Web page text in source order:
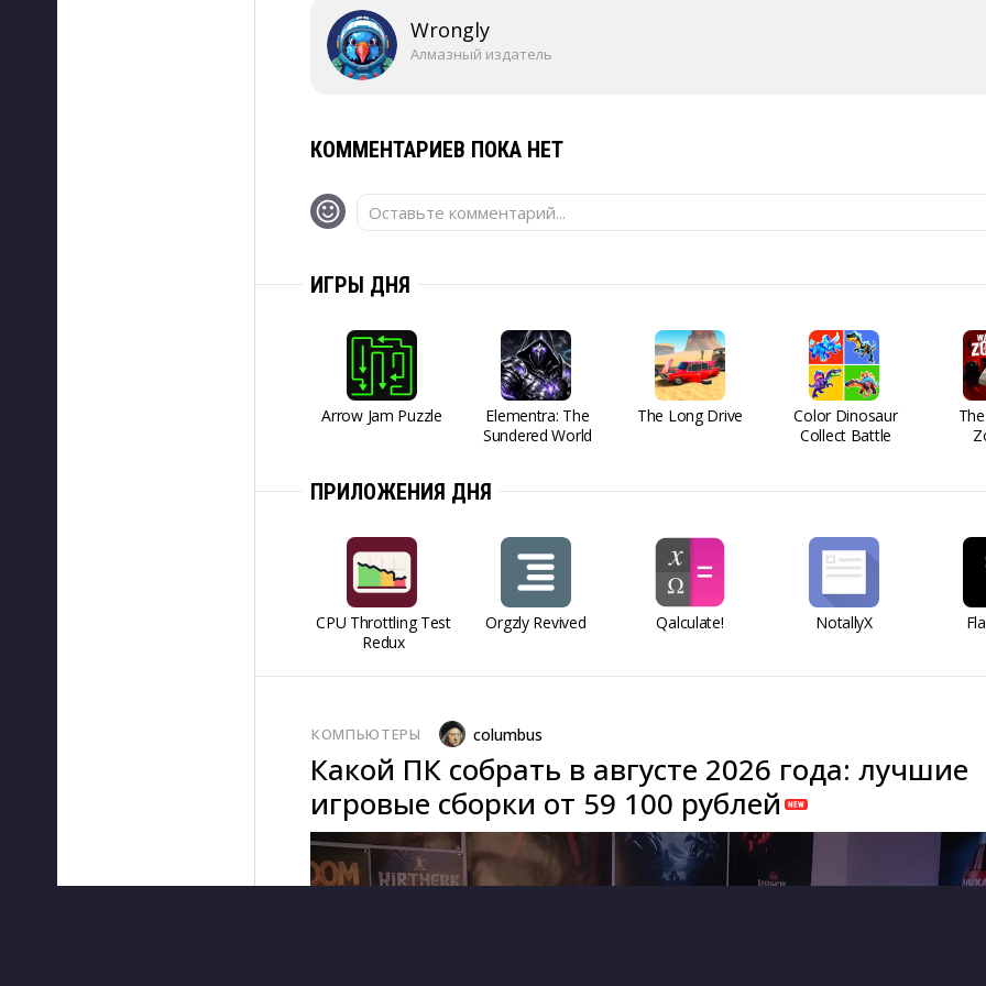
Wrongly
Алмазный издатель
КОММЕНТАРИЕВ ПОКА НЕТ
Оставьте комментарий...
ИГРЫ ДНЯ
Arrow Jam Puzzle
Elementra: The
Sundered World
The Long Drive
Color Dinosaur
Collect Battle
ПРИЛОЖЕНИЯ ДНЯ
CPU Throttling Test
Redux
Orgzly Revived Qalculate! NotallyX
КОМПЬЮТЕРЫ columbus
Какой ПК собрать в августе 2026 года: лучшие
игровые сборки от 59 100 рублей